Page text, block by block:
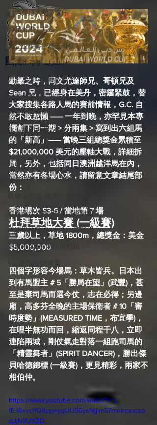
國際​馬事總匯
癲馬賽日大勢 / 波仔
師兄出馬 / 尤達
戈登說馬事 / 馬王哥頓
三 T 大茶飯 / LakLak
馬王六環全攻略 / 馬王
孖 T 和你贏 / AI GPT
自購馬透視 / G.C.
歐美新馬速遞 / G.C
G.C. 環宇脈搏 / Gallant Chief
綠茵新貴 / 馬森
賽事排位 (香港) / 資料組
騎練合作成績 (香港) / 資料組
騎練場地數據 (香港) / 資料組
賽事報名 (香港) / 資料組
動筆之時，同文尤達師兄、哥頓兄及
Sean 兄，已經身在美丹，密鑼緊鼓，替
大家搜集各路人馬的賽前情報，G.C. 自
然不敢怠懶 —— 一年到晚，亦罕見本專
欄創下同一期 > 分兩集 > 寫到出六組馬
的「新高」—— 當晚三組總獎金累積至
$21,000,000 美元的壓軸大戰，詳細拆
局，另外，包括同日澳洲越洋馬在內，
當然亦有各場心水，請留意文章結尾部
份：
香港場次 S3-6 / 當地第 7 場
杜拜草地大賽 (一級賽)
三歲以上，草地 1800m，總獎金：美金
$5,000,000
四個字形容今場馬：草木皆兵。日本出
到有馬盟主 # 5「勝局在望」(武豐)，甚
至是棄司馬而選今仗，志在必得；另邊
廂，高多芬全晚的主場保衛者 # 10「審
時度勢」(MEASURED TIME，布宜學)，
在哩半無功而回，縮返同程千八，立即
連陷兩城，剛仗氣走對落一組跑司馬的
「精靈舞者」(SPIRIT DANCER)，勝出傑
貝哈德錦標 (一級賽)，更見精彩，兩家不
相伯仲。
https://www.youtube.com/watch?v=L-
fEJ6xvcPQ&pp=ygUU56ysNjjlm57mnInppqzo
qJjlv7U%3D